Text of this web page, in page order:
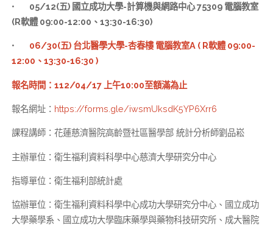
• 05/12(五) 國立成功大學-計算機與網路中心 75309 電腦教室
(R軟體 09:00-12:00、13:30-16:30)
• 06/30(五) 台北醫學大學-杏春樓 電腦教室A ( R軟體 09:00-
12:00、13:30-16:30 )
報名時間：112/04/17 上午10:00至額滿為止
報名網址： https://forms.gle/iwsmUksdK5YP6Xrr6
課程講師：花蓮慈濟醫院高齡暨社區醫學部 統計分析師劉品崧
主辦單位：衛生福利資料科學中心慈濟大學研究分中心
指導單位：衛生福利部統計處
協辦單位：衛生福利資料科學中心成功大學研究分中心、國立成功
大學藥學系、國立成功大學臨床藥學與藥物科技研究所、成大醫院